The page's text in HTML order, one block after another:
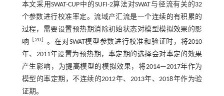
本文采用SWAT-CUP中的SUFI-2算法对SWAT与径流有关的32
个参数进行校准率定。流域产汇流是一个连续的有积累的
过程，需要设置预热期消除初始状态对模型模拟效果的影
响
［20
。在对SWAT模型参数进行校准和验证时，将2010
年、2011年设置为预热期，率定期的选择会对率定的效果
产生影响，为提高模型的模拟效果，将2014—2017年作为
模型的率定期，不连续的2012年、2013年、2018年作为验
证期。